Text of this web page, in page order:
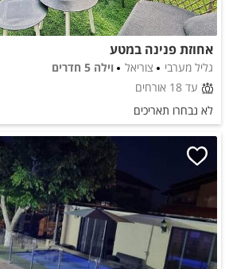
אחוזת פנינה במטע
גליל מערבי צוריאל
וילה 5 חדרים
עד 18 אורחים
לא נבחרו תאריכים